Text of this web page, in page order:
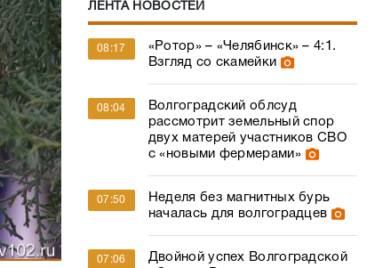
ЛЕНТА НОВОСТЕЙ
08:17
«Ротор» – «Челябинск» – 4:1.
Взгляд со скамейки
08:04
Волгоградский облсуд
рассмотрит земельный спор
двух матерей участников СВО
с «новыми фермерами»
07:50
Неделя без магнитных бурь
началась для волгоградцев
07:06
Двойной успех Волгоградской